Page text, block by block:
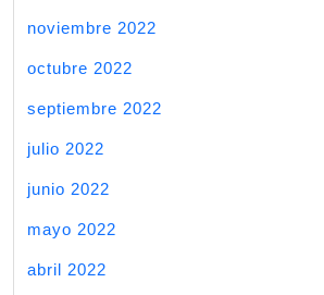
noviembre 2022
octubre 2022
septiembre 2022
julio 2022
junio 2022
mayo 2022
abril 2022